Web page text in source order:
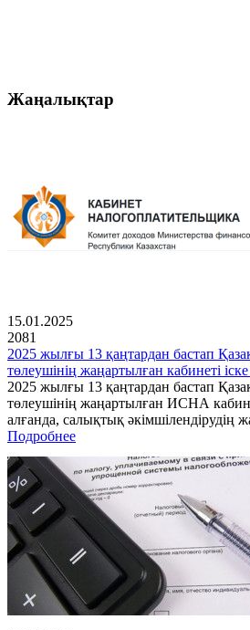
Жаңалықтар
15.01.2025
2081
2025 жылғы 13 қаңтардан бастап
төлеушінің жаңартылған кабинеті
2025 жылғы 13 қаңтардан бастап
төлеушінің жаңартылған ИСНА
алғанда, салықтық әкімшілендірудің
Подробнее